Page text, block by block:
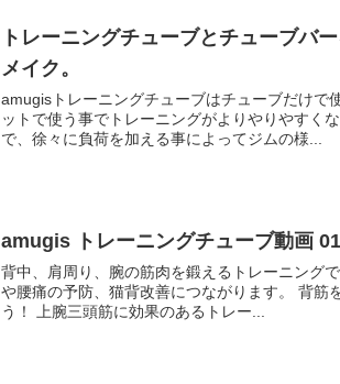
トレーニングチューブとチューブバ
メイク。
amugisトレーニングチューブはチューブだけで使ってもも
ットで使う事でトレーニングがよりやりやすくなります。 また、負荷を自分
で、徐々に負荷を加える事によってジムの様...
amugis トレーニングチューブ動画 01
背中、肩周り、腕の筋肉を鍛えるトレーニングです。 上半身の筋肉を鍛える事により
や腰痛の予防、猫背改善につながります。 背筋を伸ばし肩をすくめないように注意しましょ
う！ 上腕三頭筋に効果のあるトレー...